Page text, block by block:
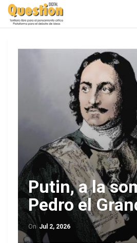
Putin, a la
Pedro el
On Jul 2, 2026